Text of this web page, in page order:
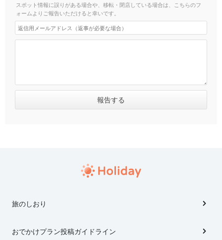
スポット情報に誤りがある場合や、移転・閉店している場合は、こちらのフ
ォームよりご報告いただけると幸いです。
旅のしおり
おでかけプラン投稿ガイドライン